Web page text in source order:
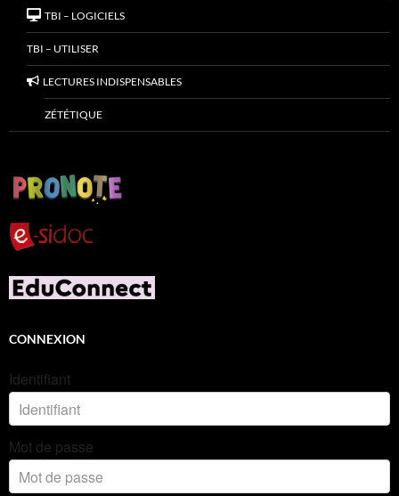
TBI – LOGICIELS
TBI – UTILISER
LECTURES INDISPENSABLES
ZÉTÉTIQUE
CONNEXION
Identifiant
Mot de passe